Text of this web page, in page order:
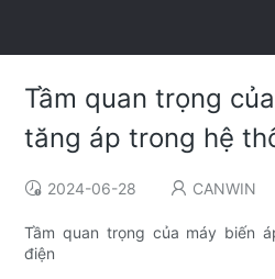
Tầm quan trọng
tăng áp trong hệ
2024-06-28 CANWIN
Tầm quan trọng của máy biến
điện